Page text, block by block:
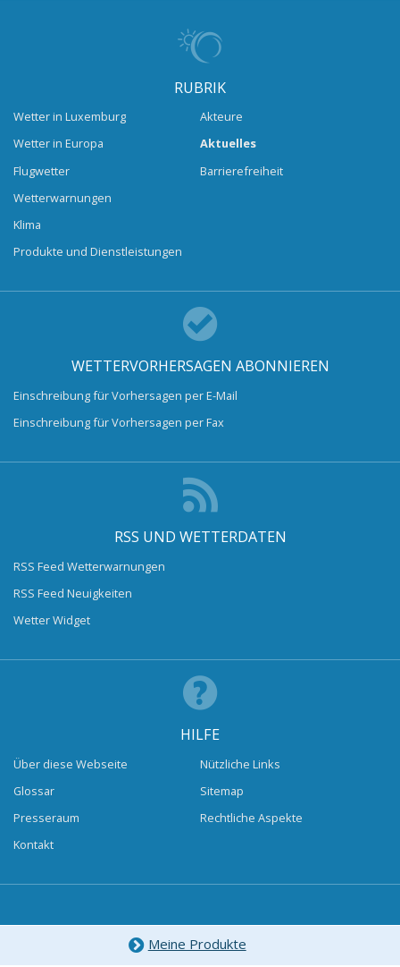
RUBRIK
Wetter in Luxemburg
Wetter in Europa
Flugwetter
Wetterwarnungen
Klima
Produkte und Dienstleistungen
Akteure
Aktuelles
Barrierefreiheit
WETTERVORHERSAGEN ABONNIEREN
Einschreibung für Vorhersagen per E-Mail
Einschreibung für Vorhersagen per Fax
RSS UND WETTERDATEN
RSS Feed Wetterwarnungen
RSS Feed Neuigkeiten
Wetter Widget
HILFE
Über diese Webseite
Glossar
Presseraum
Kontakt
Nützliche Links
Sitemap
Rechtliche Aspekte
Meine Produkte